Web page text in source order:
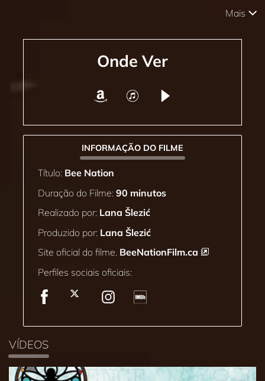
Mais
Onde Ver
INFORMAÇÃO DO FILME
Título: Bee Nation
Duração do Filme: 90 minutos
Realizado por: Lana Šlezić
Produzido por: Lana Šlezić
Site oficial do filme. BeeNationFilm.ca
Perfiles sociais oficiais:
VÍDEOS